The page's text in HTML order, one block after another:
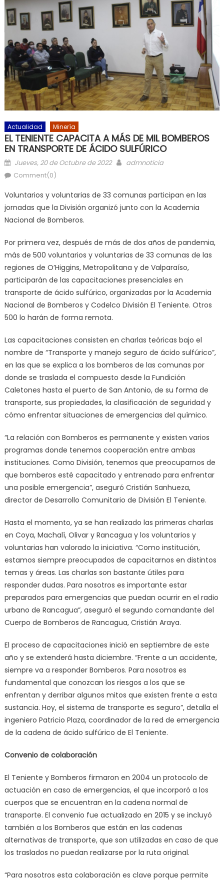
Actualidad Minería
EL TENIENTE CAPACITA A MÁS DE MIL BOMBEROS
EN TRANSPORTE DE ÁCIDO SULFÚRICO
Posted on
Jueves, 20 de Octubre de 2022 Author
admnoticia
Comment(0)
Voluntarios y voluntarias de 33 comunas participan en las
jornadas que la División organizó junto con la Academia
Nacional de Bomberos.
Por primera vez, después de más de dos años de pandemia,
más de 500 voluntarios y voluntarias de 33 comunas de las
regiones de O’Higgins, Metropolitana y de Valparaíso,
participarán de las capacitaciones presenciales en
transporte de ácido sulfúrico, organizadas por la Academia
Nacional de Bomberos y Codelco División El Teniente. Otros
500 lo harán de forma remota.
Las capacitaciones consisten en charlas teóricas bajo el
nombre de “Transporte y manejo seguro de ácido sulfúrico”,
en las que se explica a los bomberos de las comunas por
donde se traslada el compuesto desde la Fundición
Caletones hasta el puerto de San Antonio, de su forma de
transporte, sus propiedades, la clasificación de seguridad y
cómo enfrentar situaciones de emergencias del químico.
“La relación con Bomberos es permanente y existen varios
programas donde tenemos cooperación entre ambas
instituciones. Como División, tenemos que preocuparnos de
que bomberos esté capacitado y entrenado para enfrentar
una posible emergencia”, aseguró Cristián Sanhueza,
director de Desarrollo Comunitario de División El Teniente.
Hasta el momento, ya se han realizado las primeras charlas
en Coya, Machalí, Olivar y Rancagua y los voluntarios y
voluntarias han valorado la iniciativa. “Como institución,
estamos siempre preocupados de capacitarnos en distintos
temas y áreas. Las charlas son bastante útiles para
responder dudas. Para nosotros es importante estar
preparados para emergencias que puedan ocurrir en el radio
urbano de Rancagua”, aseguró el segundo comandante del
Cuerpo de Bomberos de Rancagua, Cristián Araya.
El proceso de capacitaciones inició en septiembre de este
año y se extenderá hasta diciembre. “Frente a un accidente,
siempre va a responder Bomberos. Para nosotros es
fundamental que conozcan los riesgos a los que se
enfrentan y derribar algunos mitos que existen frente a esta
sustancia. Hoy, el sistema de transporte es seguro”, detalla el
ingeniero Patricio Plaza, coordinador de la red de emergencia
de la cadena de ácido sulfúrico de El Teniente.
Convenio de colaboración
El Teniente y Bomberos firmaron en 2004 un protocolo de
actuación en caso de emergencias, el que incorporó a los
cuerpos que se encuentran en la cadena normal de
transporte. El convenio fue actualizado en 2015 y se incluyó
también a los Bomberos que están en las cadenas
alternativas de transporte, que son utilizadas en caso de que
los traslados no puedan realizarse por la ruta original.
“Para nosotros esta colaboración es clave porque permite